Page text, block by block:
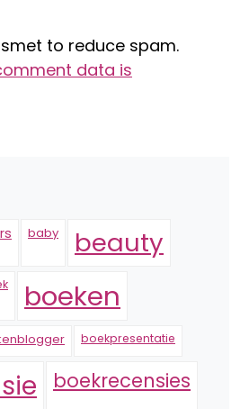
to reduce spam.
data is
baby beauty
boeken
boekpresentatie
boekrecensies